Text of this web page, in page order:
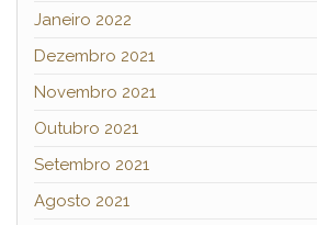
Janeiro 2022
Dezembro 2021
Novembro 2021
Outubro 2021
Setembro 2021
Agosto 2021